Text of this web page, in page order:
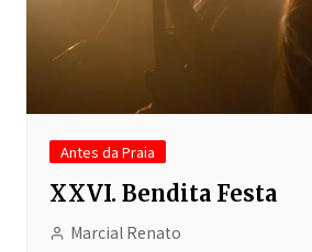
Antes da Praia
XXVI. Bendita Festa
Marcial Renato